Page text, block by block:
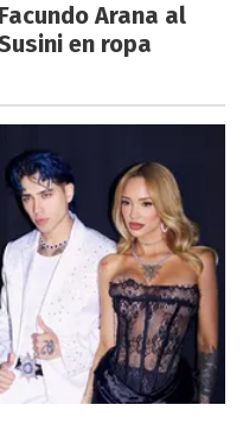
Arana al
en ropa